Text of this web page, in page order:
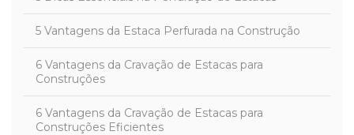
5 Vantagens da Estaca Perfurada na Construção
6 Vantagens da Cravação de Estacas para
Construções
6 Vantagens da Cravação de Estacas para
Construções Eficientes